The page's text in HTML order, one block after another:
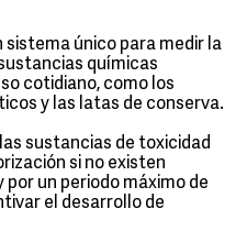
único para medir la
químicas
cotidiano, como los
y las latas de conserva.
sustancias de toxicidad
si no existen
un periodo máximo de
el desarrollo de